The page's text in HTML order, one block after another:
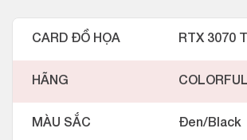
CARD ĐỒ HỌA RTX 3070
HÃNG COLORFUL
MÀU SẮC Đen/Black